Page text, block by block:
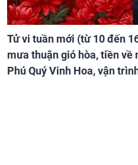
Tử vi tuần mới (từ 10 đến
mưa thuận gió hòa, tiền về
Phú Quý Vinh Hoa, vận